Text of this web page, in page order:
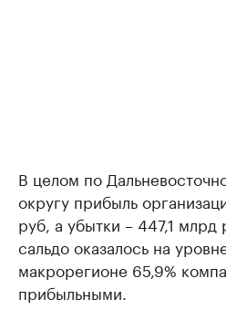
В целом по
округу прибыль
руб, а убытки – 447,1 млрд
сальдо оказалось на
макрорегионе 65,9%
прибыльными.